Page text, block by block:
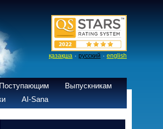
қазақша · русский · english
Поступающим
Выпускникам
AI-Sana